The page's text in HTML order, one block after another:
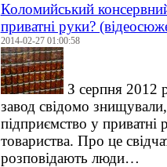
Коломийський
приватні руки?
2014-02-27 01:00:58
З серпня 2012
завод свідомо
підприємство у приватні
товариства. Про це
розповідають люди…